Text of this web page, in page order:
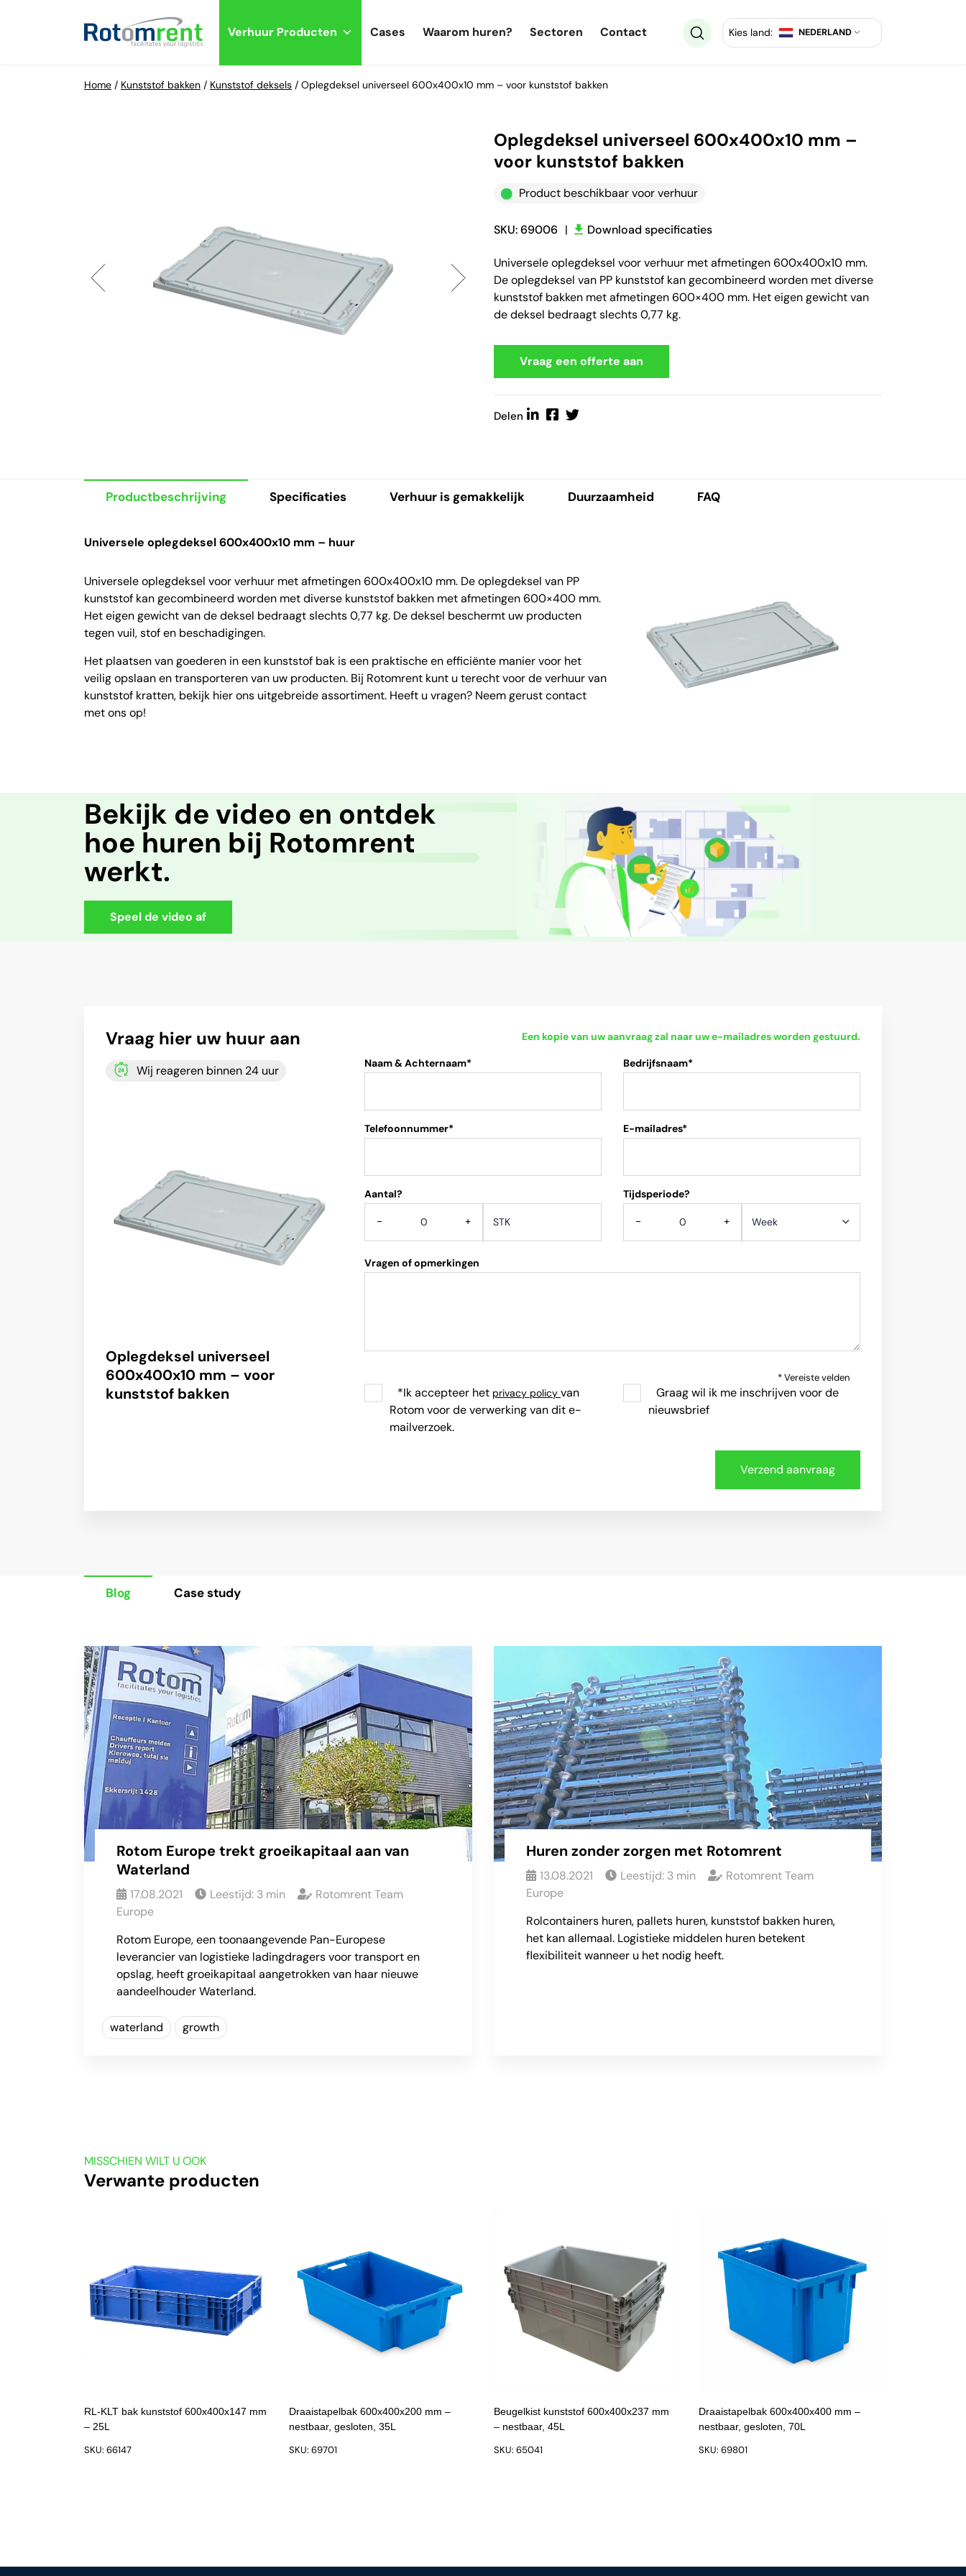
Verhuur Producten Cases Waarom huren? Sectoren Contact Kies land: NEDERLAND
Home / Kunststof bakken / Kunststof deksels / Oplegdeksel universeel 600x400x10 mm – voor kunststof bakken
Oplegdeksel universeel 600x400x10 mm –
voor kunststof bakken
Product beschikbaar voor verhuur
SKU: 69006 | Download specificaties
Universele oplegdeksel voor verhuur met afmetingen 600x400x10 mm.
De oplegdeksel van PP kunststof kan gecombineerd worden met diverse
kunststof bakken met afmetingen 600×400 mm. Het eigen gewicht van
de deksel bedraagt slechts 0,77 kg.
Vraag een offerte aan
Delen
Productbeschrijving Specificaties Verhuur is gemakkelijk Duurzaamheid FAQ
Universele oplegdeksel 600x400x10 mm – huur
Universele oplegdeksel voor verhuur met afmetingen 600x400x10 mm. De oplegdeksel van PP
kunststof kan gecombineerd worden met diverse kunststof bakken met afmetingen 600×400 mm.
Het eigen gewicht van de deksel bedraagt slechts 0,77 kg. De deksel beschermt uw producten
tegen vuil, stof en beschadigingen.
Het plaatsen van goederen in een kunststof bak is een praktische en efficiënte manier voor het
veilig opslaan en transporteren van uw producten. Bij Rotomrent kunt u terecht voor de verhuur van
kunststof kratten, bekijk hier ons uitgebreide assortiment. Heeft u vragen? Neem gerust contact
met ons op!
Bekijk de video en ontdek
hoe huren bij Rotomrent
werkt.
Speel de video af
Vraag hier uw huur aan
Wij reageren binnen 24 uur
Oplegdeksel universeel
600x400x10 mm – voor
kunststof bakken
Een kopie van uw aanvraag zal naar uw e-mailadres worden gestuurd.
Naam & Achternaam* Bedrijfsnaam*
Telefoonnummer* E-mailadres*
Aantal?
- +
Tijdsperiode?
- +
Vragen of opmerkingen
* Vereiste velden
*Ik accepteer het privacy policy van
Rotom voor de verwerking van dit e-
mailverzoek.
Graag wil ik me inschrijven voor de
nieuwsbrief
Blog Case study
Rotom Europe trekt groeikapitaal aan van
Waterland
17.08.2021 Leestijd: 3 min
Rotomrent Team
Europe
Rotom Europe, een toonaangevende Pan-Europese
leverancier van logistieke ladingdragers voor transport en
opslag, heeft groeikapitaal aangetrokken van haar nieuwe
aandeelhouder Waterland.
waterland growth
Huren zonder zorgen met Rotomrent
13.08.2021 Leestijd: 3 min
Rotomrent Team
Europe
Rolcontainers huren, pallets huren, kunststof bakken huren,
het kan allemaal. Logistieke middelen huren betekent
flexibiliteit wanneer u het nodig heeft.
MISSCHIEN WILT U OOK
Verwante producten
RL-KLT bak kunststof 600x400x147 mm
– 25L
SKU: 66147
Draaistapelbak 600x400x200 mm –
nestbaar, gesloten, 35L
SKU: 69701
Beugelkist kunststof 600x400x237 mm
– nestbaar, 45L
SKU: 65041
Draaistapelbak 600x400x400 mm –
nestbaar, gesloten, 70L
SKU: 69801